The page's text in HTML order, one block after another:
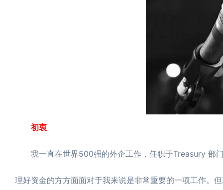
初衷
我一直在世界500强的外企工作，任职于Treasury 部门
理好资金的方方面面对于我来说是非常重要的一项工作。